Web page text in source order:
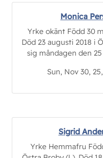
Monica
Yrke okänt Född 30
Död 23 augusti 2018 i
sig måndagen den
Sun, Nov 30,
Sigrid
Yrke Hemmafru